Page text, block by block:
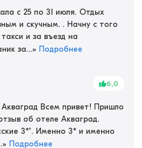
с 25 по 31 июля. Отдых
и скучным. . Начну с того
и за въезд на
за...» Подробнее
6,0
Всем привет! Пришло
об отеле Акваград.
3*". Именно 3* и именно
» Подробнее